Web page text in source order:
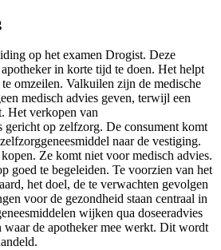
op het examen Drogist. Deze
in korte tijd te doen. Het helpt
omzeilen. Valkuilen zijn de medische
medisch advies geven, terwijl een
Het verkopen van
gericht op zelfzorg. De consument komt
naar de vestiging.
Ze komt niet voor medisch advies.
goed te begeleiden. Te voorzien van het
het doel, de te verwachten gevolgen
voor de gezondheid staan centraal in
wijken qua doseeradvies
waar de apotheker mee werkt. Dit wordt